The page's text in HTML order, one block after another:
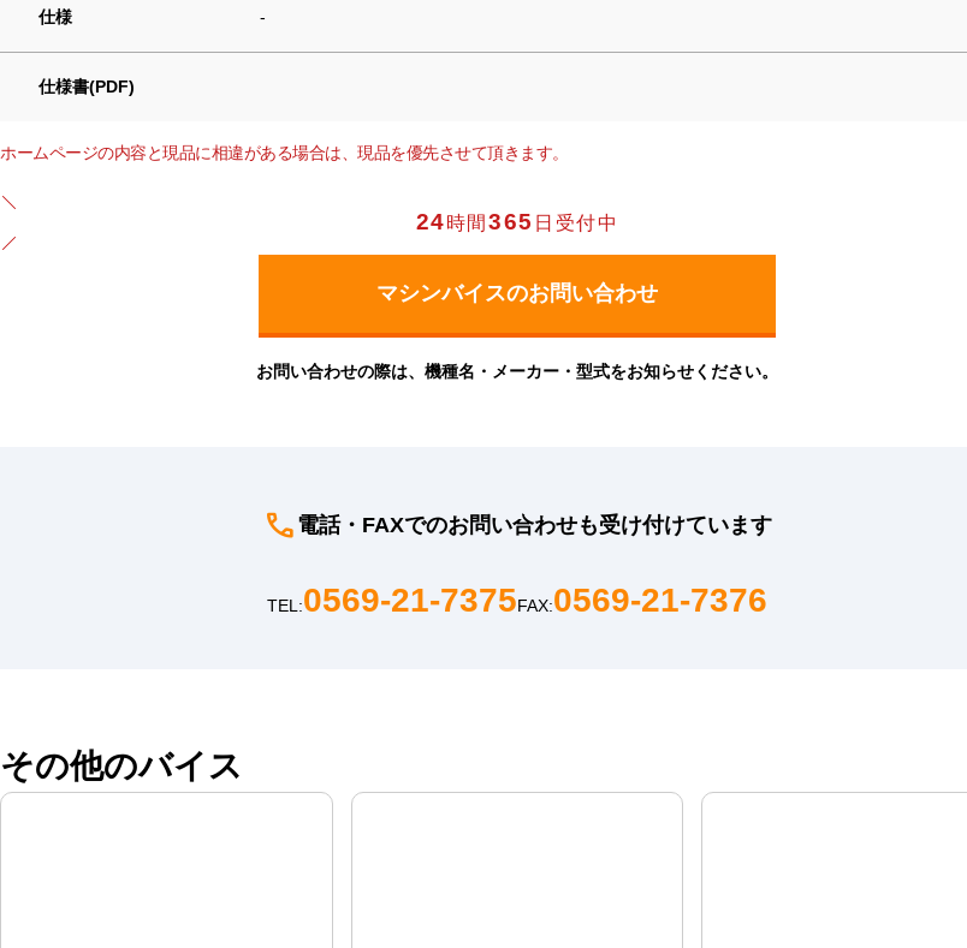
仕様 -
仕様書(PDF)
ホームページの内容と現品に相違がある場合は、現品を優先させて頂きます。
24時間365 日受付中
お問い合わせの際は、機種名・メーカー・型式をお知らせください。
電話・FAXでのお問い合わせも受け付けています
TEL:0569-21-7375FAX:0569-21-7376
その他のバイス